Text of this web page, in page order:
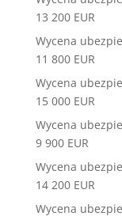
13 200 EUR
Wycena
11 800 EUR
Wycena
15 000 EUR
Wycena
9 900 EUR
Wycena
14 200 EUR
Wycena